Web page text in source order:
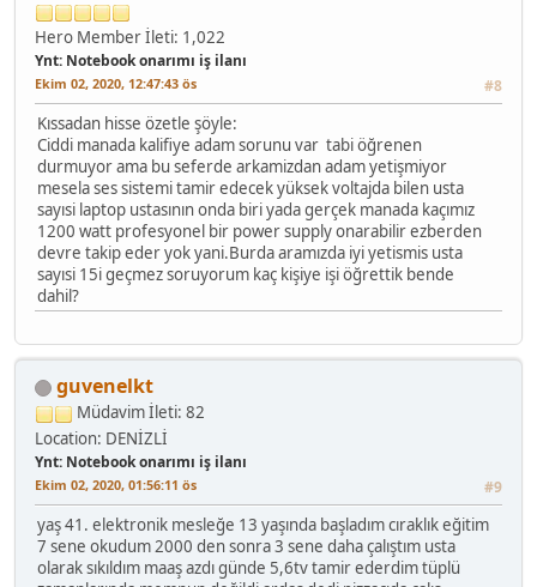
Hero Memberİleti: 1,022
Ynt: Notebook onarımı iş ilanı
Ekim 02, 2020, 12:47:43 ös #8
Kıssadan hisse özetle şöyle:
Ciddi manada kalifiye adam sorunu var tabi öğrenen
durmuyor ama bu seferde arkamizdan adam yetişmiyor
mesela ses sistemi tamir edecek yüksek voltajda bilen usta
sayısi laptop ustasının onda biri yada gerçek manada kaçımız
1200 watt profesyonel bir power supply onarabilir ezberden
devre takip eder yok yani.Burda aramızda iyi yetismis usta
sayısi 15i geçmez soruyorum kaç kişiye işi öğrettik bende
dahil?
guvenelkt
Müdavimİleti: 82
Location: DENİZLİ
Ynt: Notebook onarımı iş ilanı
Ekim 02, 2020, 01:56:11 ös #9
yaş 41. elektronik mesleğe 13 yaşında başladım cıraklık eğitim
7 sene okudum 2000 den sonra 3 sene daha çalıştım usta
olarak sıkıldım maaş azdı günde 5,6tv tamir ederdim tüplü